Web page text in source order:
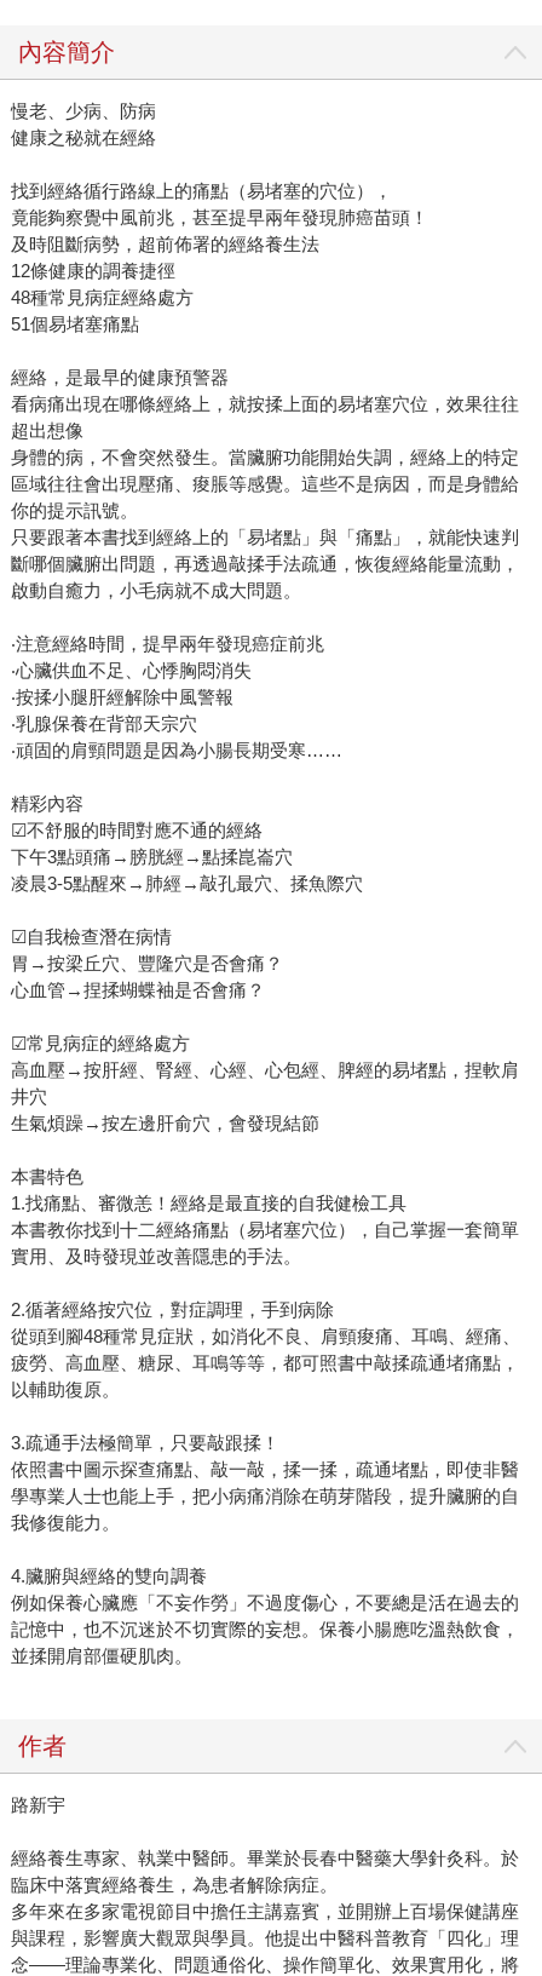
內容簡介
慢老、少病、防病
健康之秘就在經絡
找到經絡循行路線上的痛點（易堵塞的穴位），
竟能夠察覺中風前兆，甚至提早兩年發現肺癌苗頭！
及時阻斷病勢，超前佈署的經絡養生法
12條健康的調養捷徑
48種常見病症經絡處方
51個易堵塞痛點
經絡，是最早的健康預警器
看病痛出現在哪條經絡上，就按揉上面的易堵塞穴位，效果往往
超出想像
身體的病，不會突然發生。當臟腑功能開始失調，經絡上的特定
區域往往會出現壓痛、痠脹等感覺。這些不是病因，而是身體給
你的提示訊號。
只要跟著本書找到經絡上的「易堵點」與「痛點」，就能快速判
斷哪個臟腑出問題，再透過敲揉手法疏通，恢復經絡能量流動，
啟動自癒力，小毛病就不成大問題。
‧注意經絡時間，提早兩年發現癌症前兆
‧心臟供血不足、心悸胸悶消失
‧按揉小腿肝經解除中風警報
‧乳腺保養在背部天宗穴
‧頑固的肩頸問題是因為小腸長期受寒……
精彩內容
☑不舒服的時間對應不通的經絡
下午3點頭痛→膀胱經→點揉崑崙穴
凌晨3-5點醒來→肺經→敲孔最穴、揉魚際穴
☑自我檢查潛在病情
胃→按梁丘穴、豐隆穴是否會痛？
心血管→捏揉蝴蝶袖是否會痛？
☑常見病症的經絡處方
高血壓→按肝經、腎經、心經、心包經、脾經的易堵點，捏軟肩
井穴
生氣煩躁→按左邊肝俞穴，會發現結節
本書特色
1.找痛點、審微恙！經絡是最直接的自我健檢工具
本書教你找到十二經絡痛點（易堵塞穴位），自己掌握一套簡單
實用、及時發現並改善隱患的手法。
2.循著經絡按穴位，對症調理，手到病除
從頭到腳48種常見症狀，如消化不良、肩頸痠痛、耳鳴、經痛、
疲勞、高血壓、糖尿、耳鳴等等，都可照書中敲揉疏通堵痛點，
以輔助復原。
3.疏通手法極簡單，只要敲跟揉！
依照書中圖示探查痛點、敲一敲，揉一揉，疏通堵點，即使非醫
學專業人士也能上手，把小病痛消除在萌芽階段，提升臟腑的自
我修復能力。
4.臟腑與經絡的雙向調養
例如保養心臟應「不妄作勞」不過度傷心，不要總是活在過去的
記憶中，也不沉迷於不切實際的妄想。保養小腸應吃溫熱飲食，
並揉開肩部僵硬肌肉。
作者
路新宇
經絡養生專家、執業中醫師。畢業於長春中醫藥大學針灸科。於
臨床中落實經絡養生，為患者解除病症。
多年來在多家電視節目中擔任主講嘉賓，並開辦上百場保健講座
與課程，影響廣大觀眾與學員。他提出中醫科普教育「四化」理
念——理論專業化、問題通俗化、操作簡單化、效果實用化，將